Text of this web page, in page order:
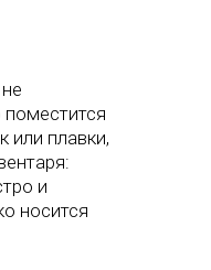
поместится
или плавки,
и
носится